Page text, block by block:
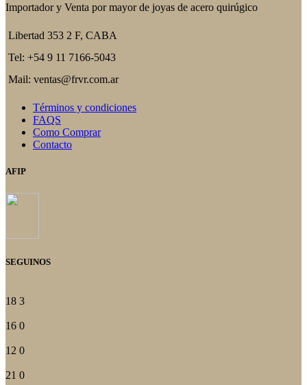
Importador y Venta por mayor de joyas de acero quirúgico
Libertad 353 2 F, CABA
Tel: +54 9 11 7166-5043
Mail: ventas@frvr.com.ar
Términos y condiciones
FAQS
Como Comprar
Contacto
AFIP
SEGUINOS
18 3
16 0
12 0
21 0